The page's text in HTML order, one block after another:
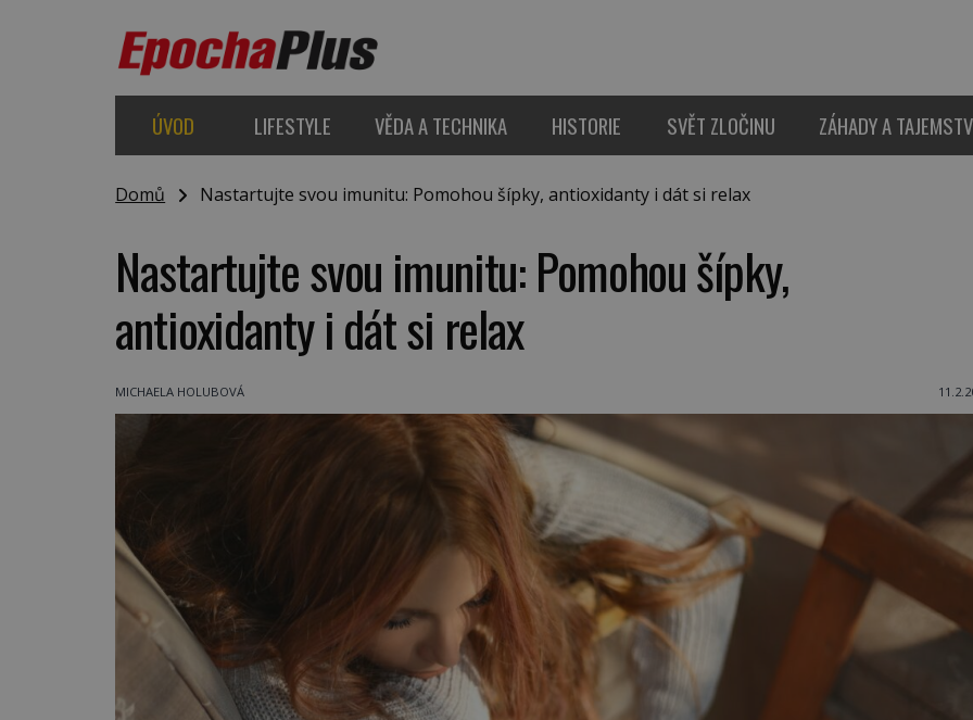
ÚVOD LIFESTYLE VĚDA A TECHNIKA HISTORIE SVĚT ZLOČINU ZÁHADY A
Domů Nastartujte svou imunitu: Pomohou šípky, antioxidanty i dát si relax
Nastartujte svou imunitu: Pomohou šípky,
antioxidanty i dát si relax
MICHAELA HOLUBOVÁ